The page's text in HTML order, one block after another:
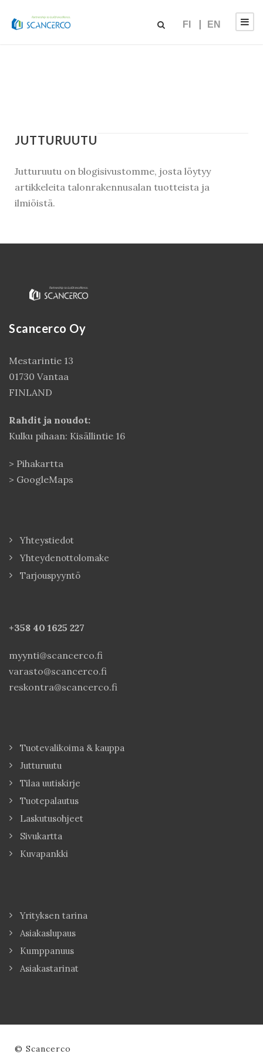
FI EN
JUTTURUUTU
Jutturuutu on blogisivustomme, josta löytyy
artikkeleita talonrakennusalan tuotteista ja
ilmiöistä.
Scancerco Oy
Mestarintie 13
01730 Vantaa
FINLAND
Rahdit ja noudot:
Kulku pihaan: Kisällintie 16
> Pihakartta
> GoogleMaps
Yhteystiedot
Yhteydenottolomake
Tarjouspyyntö
+358 40 1625 227
myynti@scancerco.fi
varasto@scancerco.fi
reskontra@scancerco.fi
Tuotevalikoima & kauppa
Jutturuutu
Tilaa uutiskirje
Tuotepalautus
Laskutusohjeet
Sivukartta
Kuvapankki
Yrityksen tarina
Asiakaslupaus
Kumppanuus
Asiakastarinat
© Scancerco